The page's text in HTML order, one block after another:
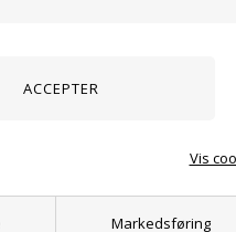
Markedsføring
Vis